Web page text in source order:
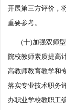
开展第三方评价，
重要参考。
(十)加强双师型
院校教师素质提高
高教师教育教学和
落实专业技术职务
办职业学校教职工